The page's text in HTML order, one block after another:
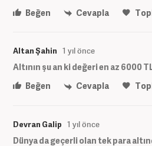
Beğen
Cevapla
Altan Şahin 1 yıl önce
Altının şu an ki değeri en az 6000
Beğen
Cevapla
Devran Galip 1 yıl önce
Dünya da geçerli olan tek para